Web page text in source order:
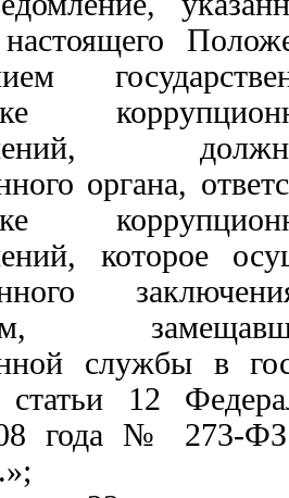
органа,
которое
службы в
статьи 12
года № 273-ФЗ
.»;